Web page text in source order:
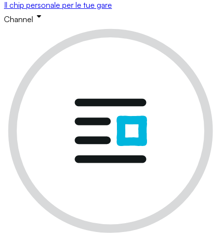
Il chip personale per le tue gare
Channel